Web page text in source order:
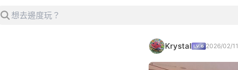
Krystal 2026/02/11